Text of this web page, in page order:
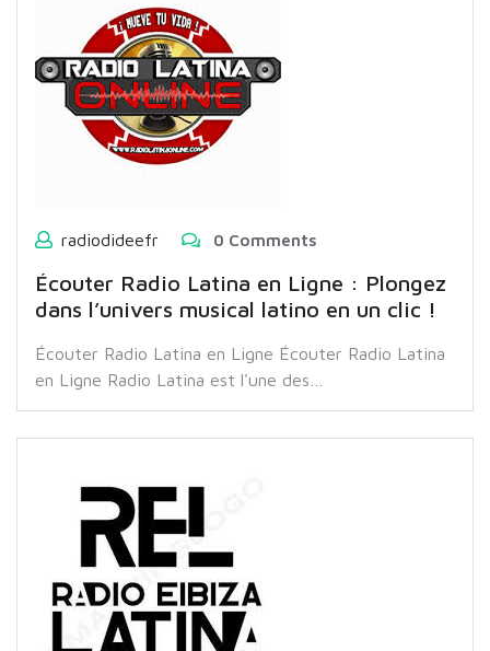
radiodideefr 0 Comments
Écouter Radio Latina en Ligne : Plongez
dans l’univers musical latino en un clic !
Écouter Radio Latina en Ligne Écouter Radio Latina
en Ligne Radio Latina est l'une des…